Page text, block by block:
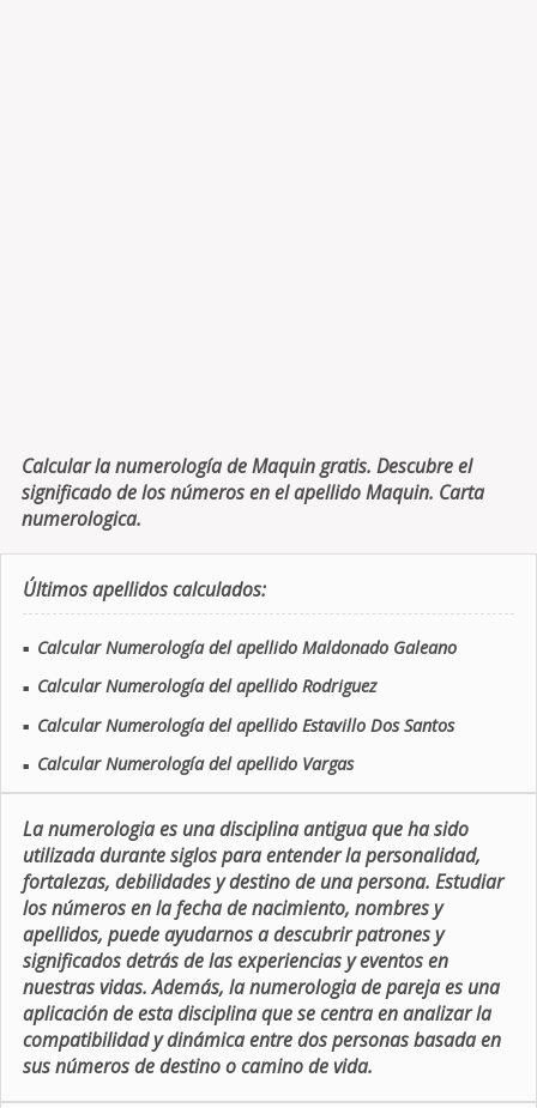
Calcular la numerología de Maquin gratis. Descubre el
significado de los números en el apellido Maquin. Carta
numerologica.
Últimos apellidos calculados:
■ Calcular Numerología del apellido Maldonado Galeano
■ Calcular Numerología del apellido Rodriguez
■ Calcular Numerología del apellido Estavillo Dos Santos
■ Calcular Numerología del apellido Vargas
La numerologia es una disciplina antigua que ha sido
utilizada durante siglos para entender la personalidad,
fortalezas, debilidades y destino de una persona. Estudiar
los números en la fecha de nacimiento, nombres y
apellidos, puede ayudarnos a descubrir patrones y
significados detrás de las experiencias y eventos en
nuestras vidas. Además, la numerologia de pareja es una
aplicación de esta disciplina que se centra en analizar la
compatibilidad y dinámica entre dos personas basada en
sus números de destino o camino de vida.